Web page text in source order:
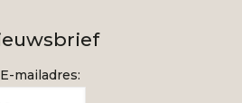
E-mailadres: